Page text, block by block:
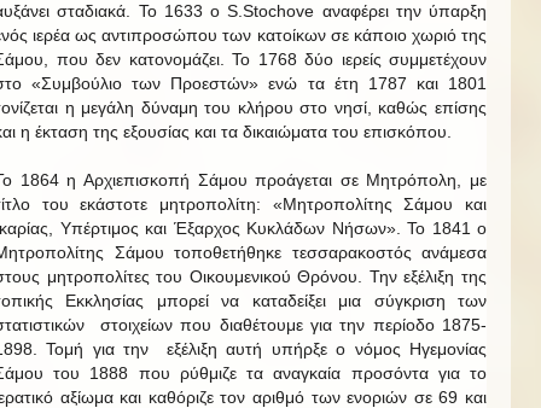
σταδιακά. Το 1633 ο S.Stochove αναφέρει την ύπαρξη
ιερέα ως αντιπροσώπου των κατοίκων σε κάποιο χωριό της
που δεν κατονομάζει. Το 1768 δύο ιερείς συμμετέχουν
«Συμβούλιο των Προεστών» ενώ τα έτη 1787 και 1801
η μεγάλη δύναμη του κλήρου στο νησί, καθώς επίσης
η έκταση της εξουσίας και τα δικαιώματα του επισκόπου.
1864 η Αρχιεπισκοπή Σάμου προάγεται σε Μητρόπολη, με
του εκάστοτε μητροπολίτη: «Μητροπολίτης Σάμου και
Υπέρτιμος και Έξαρχος Κυκλάδων Νήσων». Το 1841 ο
Σάμου τοποθετήθηκε τεσσαρακοστός ανάμεσα
μητροπολίτες του Οικουμενικού Θρόνου. Την εξέλιξη της
Εκκλησίας μπορεί να καταδείξει μια σύγκριση των
στοιχείων που διαθέτουμε για την περίοδο 1875-
Τομή για την εξέλιξη αυτή υπήρξε ο νόμος Ηγεμονίας
του 1888 που ρύθμιζε τα αναγκαία προσόντα για το
αξίωμα και καθόριζε τον αριθμό των ενοριών σε 69 και